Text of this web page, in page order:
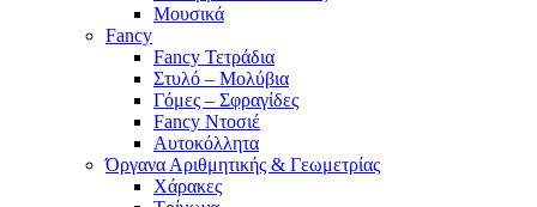
Μουσικά
Fancy
Fancy Τετράδια
Στυλό – Μολύβια
Γόμες – Σφραγίδες
Fancy Ντοσιέ
Αυτοκόλλητα
Όργανα Αριθμητικής & Γεωμετρίας
Χάρακες